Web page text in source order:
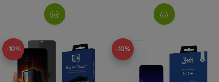
-10% -10%